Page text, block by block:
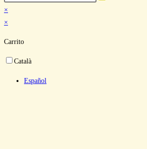
×
×
Carrito
Català
Español